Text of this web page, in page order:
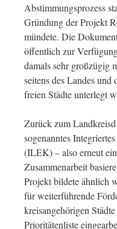
Abstimmungsprozess
Gründung der Projekt
mündete. Die
öffentlich zur
damals sehr großzügig
seitens des Landes
freien Städte unterlegt
Zurück zum
sogenanntes
(ILEK) – also erneut
Zusammenarbeit
Projekt bildete ähnlich
für weiterführende
kreisangehörigen
Prioritätenliste